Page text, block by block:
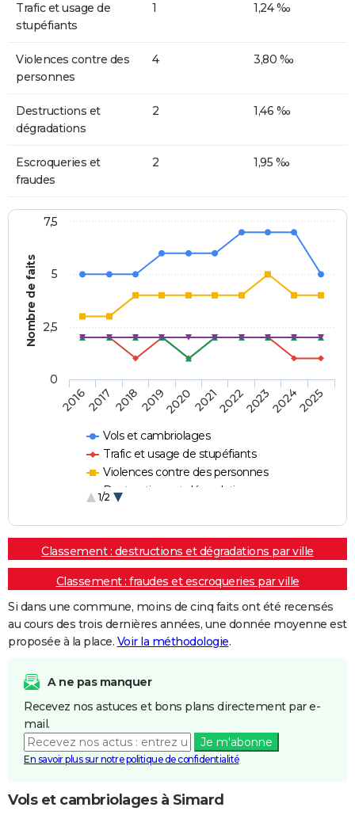
Trafic et usage de
stupéfiants
1 1,24 ‰
Violences contre des
personnes
4 3,80 ‰
Destructions et
dégradations
2 1,46 ‰
Escroqueries et
fraudes
2 1,95 ‰
Nombre de faits
Vols et cambriolages
Trafic et usage de stupéfiants
Violences contre des personnes
Destructions et dégradations
1/2
20162017 20182019202020212022202320242025
0
2,5
5
7,5
Classement : destructions et dégradations par ville
Classement : fraudes et escroqueries par ville
Si dans une commune, moins de cinq faits ont été recensés
au cours des trois dernières années, une donnée moyenne est
proposée à la place. Voir la méthodologie.
A ne pas manquer
Recevez nos astuces et bons plans directement par e-
mail.
Je m'abonne
En savoir plus sur notre politique de confidentialité
Vols et cambriolages à Simard